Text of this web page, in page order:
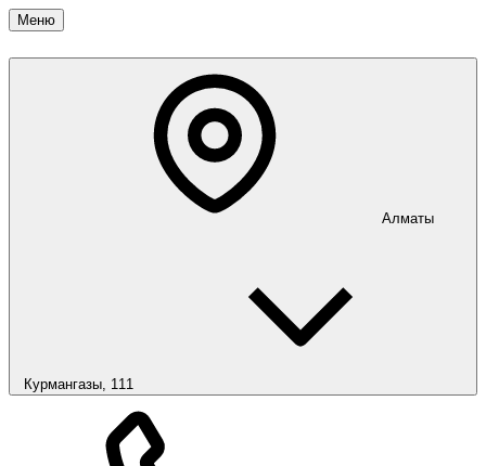
Меню
Алматы
Курмангазы, 111